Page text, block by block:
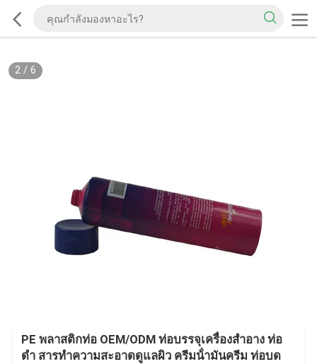
2/ 6
PE พลาสติกท่อ OEM/ODM ท่อบรรจุเครื่องสําอาง ท่อ
ดํา สารทําความสะอาดดูแลผิว ครีมน้ํามันครีม ท่อบด